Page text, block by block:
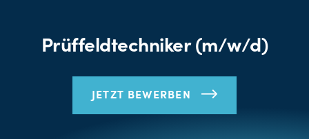
Prüffeldtechniker (m/w/d)
JETZT BEWERBEN